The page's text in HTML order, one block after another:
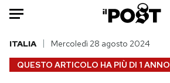
Auto
HOME
QUESTO ARTICOLO HA PIÙ DI 1 ANNO
ITALIA Mercoledì 28 agosto 2024